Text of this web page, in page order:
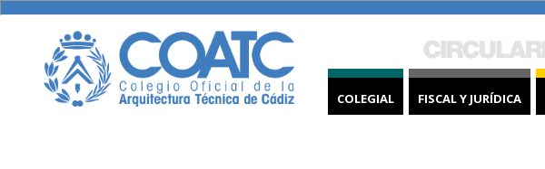
COLEGIAL FISCAL Y JURÍDICA